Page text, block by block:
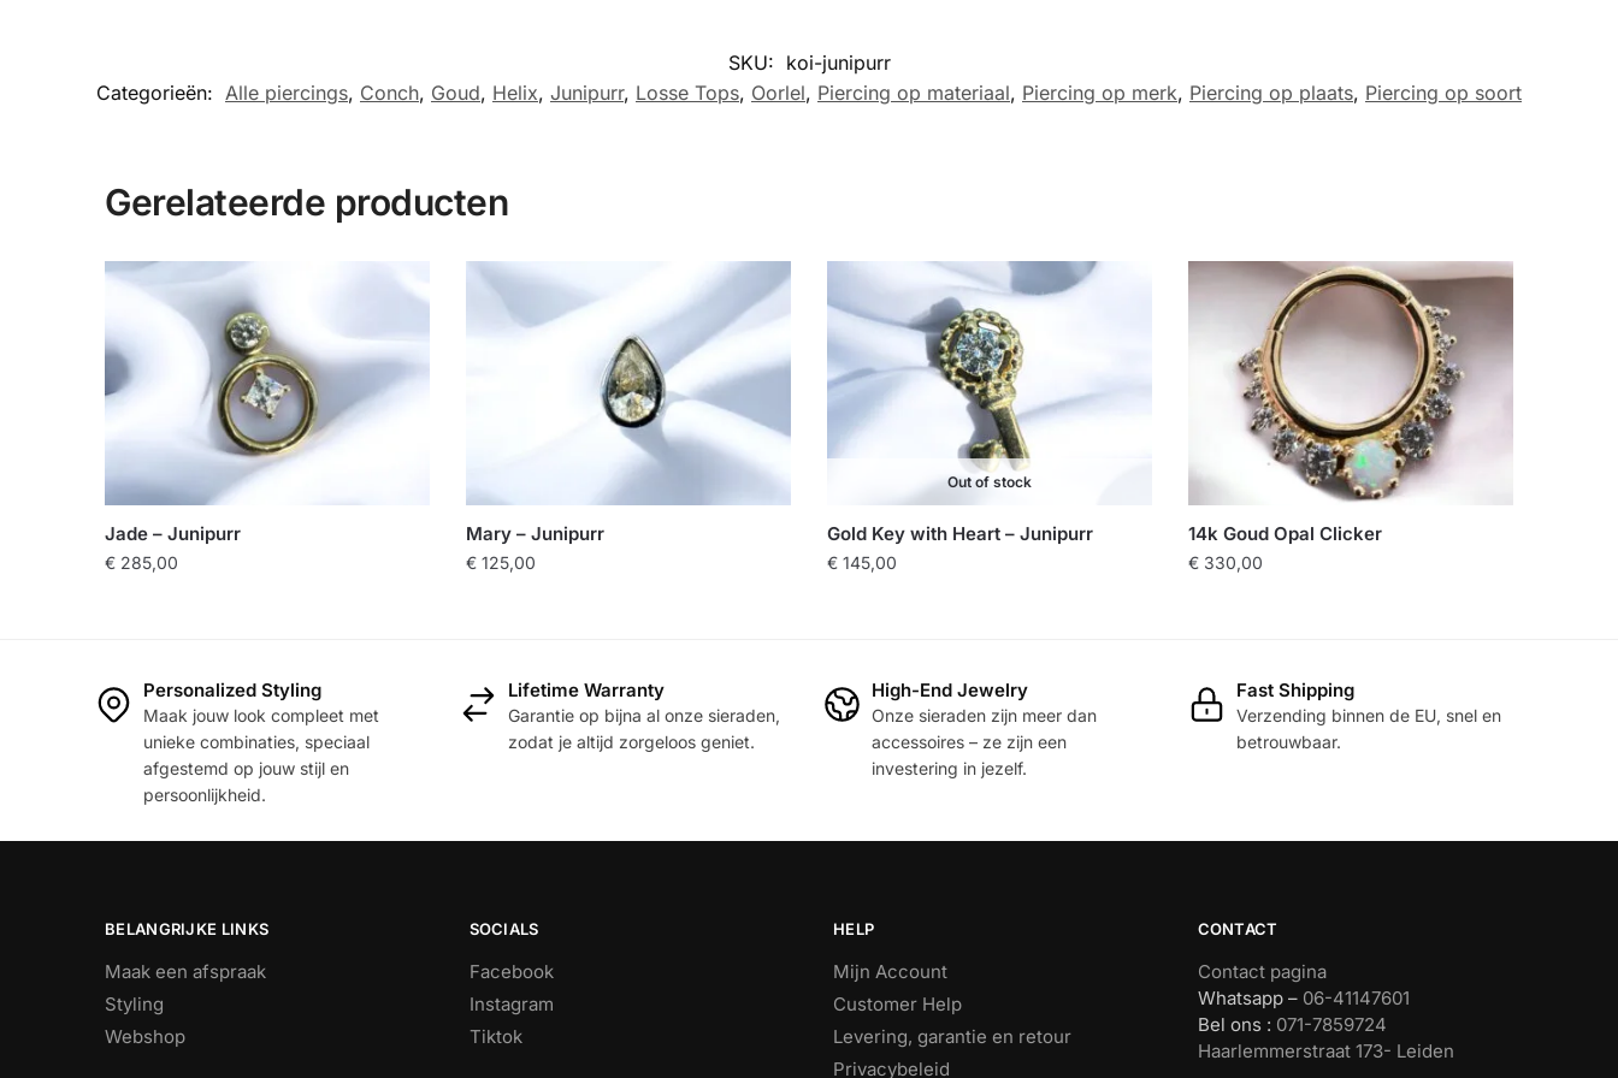
SKU: koi-junipurr
Categorieën: Alle piercings, Conch, Goud, Helix, Junipurr, Losse Tops, Oorlel, Piercing op materiaal, Piercing op merk, Piercing op plaats, Piercing op soort
Gerelateerde producten
Jade – Junipurr
€ 285,00
Mary – Junipurr
€ 125,00
meerdere
variaties.
Deze
gekozen
de
productpagina
Out of stock
Gold Key with Heart – Junipurr
€145,00
14k Goud Opal Clicker
€330,00
Personalized Styling
Maak jouw look compleet met
unieke combinaties, speciaal
afgestemd op jouw stijl en
persoonlijkheid.
Lifetime Warranty
Garantie op bijna al onze sieraden,
zodat je altijd zorgeloos geniet.
High-End Jewelry
Onze sieraden zijn meer dan
accessoires – ze zijn een
investering in jezelf.
Fast Shipping
Verzending binnen de EU, snel en
betrouwbaar.
BELANGRIJKE LINKS
Maak een afspraak
Styling
Webshop
SOCIALS
Facebook
Instagram
Tiktok
HELP
Mijn Account
Customer Help
Levering, garantie en retour
Privacybeleid
CONTACT
Contact pagina
Whatsapp – 06-41147601
Bel ons : 071-7859724
Haarlemmerstraat 173- Leiden